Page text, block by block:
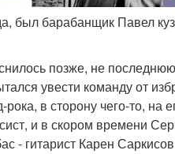
был барабанщик Павел
позже, не
увести команду от
в сторону чего-то, на
и в скором времени
- гитарист Карен